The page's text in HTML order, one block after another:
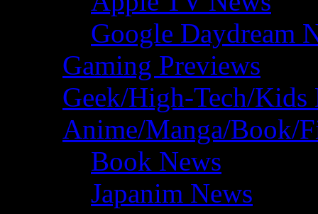
Google Daydream
Gaming Previews
Geek/High-Tech/Kids
Anime/Manga/Book/
Book News
Japanim News